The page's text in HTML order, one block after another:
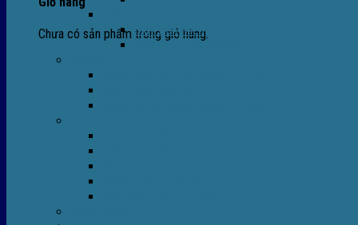
Chưa có sản phẩm trong giỏ hàng.
Máy Hàn Miệng Túi FR-770
Máy Đóng Đai FOREVER